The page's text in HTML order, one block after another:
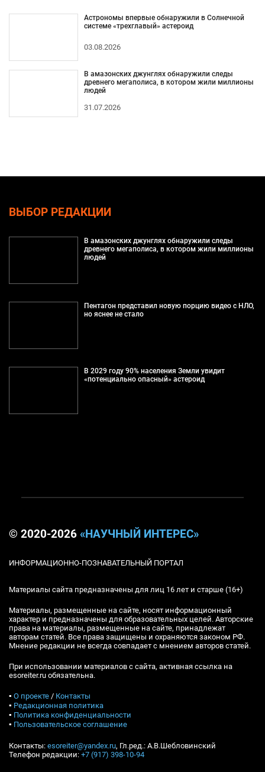
Астрономы впервые обнаружили в Солнечной
системе «трехглавый» астероид
03.08.2026
В амазонских джунглях обнаружили следы
древнего мегаполиса, в котором жили миллионы
людей
31.07.2026
ВЫБОР РЕДАКЦИИ
В амазонских джунглях обнаружили следы
древнего мегаполиса, в котором жили миллионы
людей
Пентагон представил новую порцию видео с НЛО,
но яснее не стало
В 2029 году 90% населения Земли увидит
«потенциально опасный» астероид
© 2020-2026 «НАУЧНЫЙ ИНТЕРЕС»
ИНФОРМАЦИОННО-ПОЗНАВАТЕЛЬНЫЙ ПОРТАЛ
Материалы сайта предназначены для лиц 16 лет и старше (16+)
Материалы, размещенные на сайте, носят информационный
характер и предназначены для образовательных целей. Авторские
права на материалы, размещенные на сайте, принадлежат
авторам статей. Все права защищены и охраняются законом РФ.
Мнение редакции не всегда совпадает с мнением авторов статей.
При использовании материалов с сайта, активная ссылка на
esoreiter.ru обязательна.
▪ О проекте / Контакты
▪ Редакционная политика
▪ Политика конфиденциальности
▪ Пользовательское соглашение
Контакты: esoreiter@yandex.ru, Гл.ред.: А.В.Шебловинский
Телефон редакции: +7 (917) 398-10-94